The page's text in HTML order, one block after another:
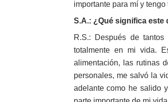
importante para mí y tengo
S.A.: ¿Qué significa este
R.S.: Después de
totalmente en mi vida.
alimentación, las rutinas
personales, me salvó la
adelante como he salido